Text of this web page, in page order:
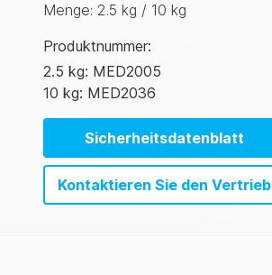
Menge: 2.5 kg / 10 kg
Produktnummer:
2.5 kg: MED2005
10 kg: MED2036
Sicherheitsdatenblatt
Kontaktieren Sie den Vertrieb